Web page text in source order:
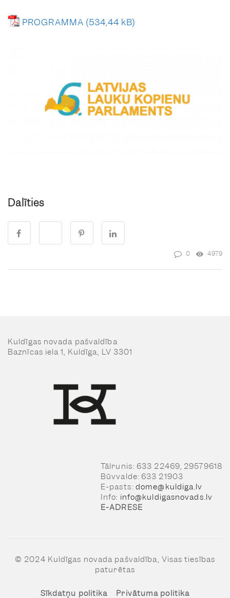
PROGRAMMA
Dalīties
0 4979
Kuldīgas novada pašvaldība
Baznīcas iela 1, Kuldīga, LV 3301
Tālrunis: 633 22469, 29579618
Būvvalde: 633 21903
E-pasts: dome@kuldiga.lv
Info: info@kuldigasnovads.lv
E-ADRESE
© 2024 Kuldīgas novada pašvaldība, Visas tiesības
paturētas
Sīkdatņu politika Privātuma politika